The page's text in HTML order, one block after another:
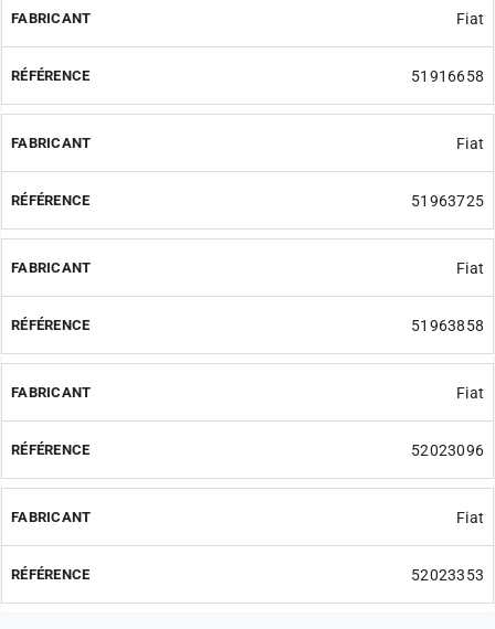
Fiat
51916658
Fiat
51963725
Fiat
51963858
Fiat
52023096
Fiat
52023353